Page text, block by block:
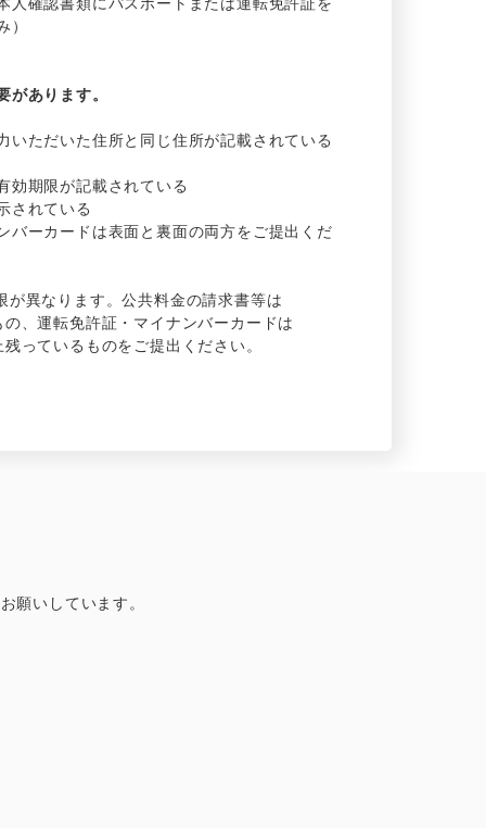
）
があります。
いただいた住所と 同じ住所が記載さ れている
効期限が記載されている
さ れている
バーカードは表面と裏面の両方をご提出くだ
が異なり ます。公共料金の請求書等は
の、運転免許証 ・ マイナンバーカードは
残っているものをご提出ください。
お願いしています。